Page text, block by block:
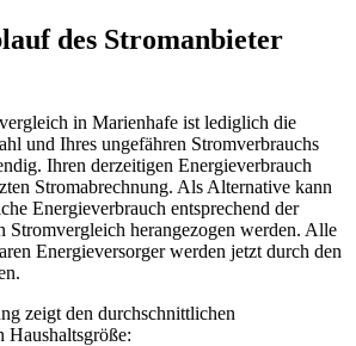
des Stromanbieter
in Marienhafe ist lediglich die
und Ihres ungefähren Stromverbrauchs
Ihren derzeitigen Energieverbrauch
Stromabrechnung. Als Alternative kann
Energieverbrauch entsprechend der
Stromvergleich herangezogen werden. Alle
Energieversorger werden jetzt durch den
zeigt den durchschnittlichen
Haushaltsgröße: